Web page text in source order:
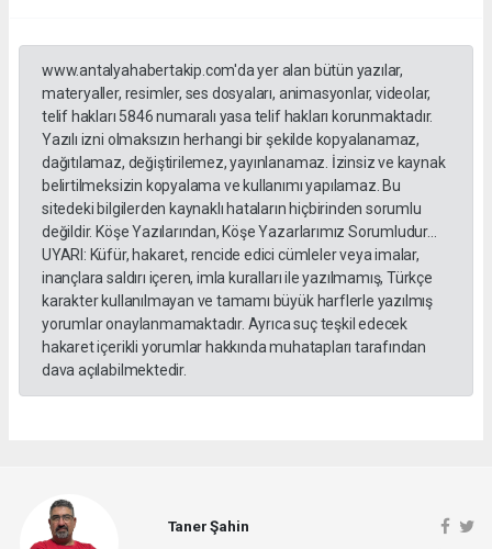
www.antalyahabertakip.com'da yer alan bütün yazılar,
materyaller, resimler, ses dosyaları, animasyonlar, videolar,
telif hakları 5846 numaralı yasa telif hakları korunmaktadır.
Yazılı izni olmaksızın herhangi bir şekilde kopyalanamaz,
dağıtılamaz, değiştirilemez, yayınlanamaz. İzinsiz ve kaynak
belirtilmeksizin kopyalama ve kullanımı yapılamaz. Bu
sitedeki bilgilerden kaynaklı hataların hiçbirinden sorumlu
değildir. Köşe Yazılarından, Köşe Yazarlarımız Sorumludur...
UYARI: Küfür, hakaret, rencide edici cümleler veya imalar,
inançlara saldırı içeren, imla kuralları ile yazılmamış, Türkçe
karakter kullanılmayan ve tamamı büyük harflerle yazılmış
yorumlar onaylanmamaktadır. Ayrıca suç teşkil edecek
hakaret içerikli yorumlar hakkında muhatapları tarafından
dava açılabilmektedir.
Taner Şahin